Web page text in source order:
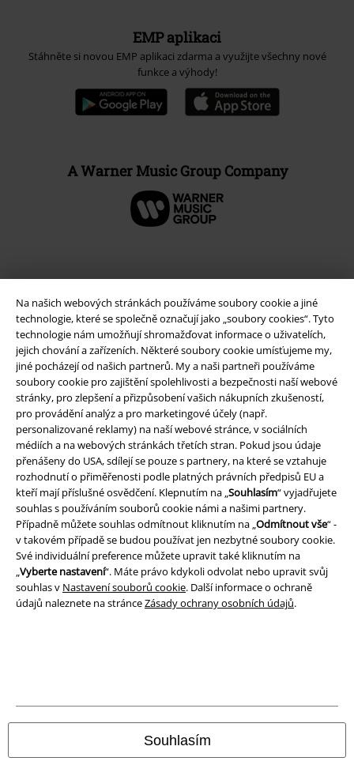
Na našich webových stránkách používáme soubory cookie a jiné
technologie, které se společně označují jako „soubory cookies“. Tyto
technologie nám umožňují shromažďovat informace o uživatelích,
jejich chování a zařízeních. Některé soubory cookie umísťujeme my,
jiné pocházejí od našich partnerů. My a naši partneři používáme
soubory cookie pro zajištění spolehlivosti a bezpečnosti naší webové
stránky, pro zlepšení a přizpůsobení vašich nákupních zkušeností,
pro provádění analýz a pro marketingové účely (např.
personalizované reklamy) na naší webové stránce, v sociálních
médiích a na webových stránkách třetích stran. Pokud jsou údaje
přenášeny do USA, sdílejí se pouze s partnery, na které se vztahuje
rozhodnutí o přiměřenosti podle platných právních předpisů EU a
kteří mají příslušné osvědčení. Klepnutím na „ Souhlasím“ vyjadřujete
souhlas s používáním souborů cookie námi a našimi partnery.
Případně můžete souhlas odmítnout kliknutím na „ Odmítnout vše“ -
v takovém případě se budou používat jen nezbytné soubory cookie.
Své individuální preference můžete upravit také kliknutím na
Vyberte nastavení“. Máte právo kdykoli odvolat nebo upravit svůj
souhlas v Nastavení souborů cookie. Další informace o ochraně
údajů naleznete na stránceZásady ochrany osobních údajů.
Souhlasím
EMP aplikaci
Stáhněte si novou EMP aplikaci zdarma a využijte všechny nové
funkce a výhody!
A Warner Music Group Company
Právní informace
Podmínky
Prohlášení
Ochrana osobních údajů
Likvidace odpadu a ochrana životního prostředí
Prohlášení o shodě
Informace o přístupnosti